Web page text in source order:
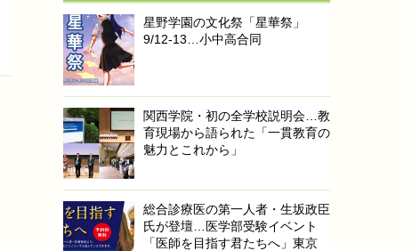
星野学園の文化祭「星華祭」
9/12-13…小中高合同
関西学院・初の全学校説明会…教
育現場から語られた「一貫教育の
魅力とこれから」
総合診療医の第一人者・生坂政臣
氏が登壇…医学部受験イベント
「医師を目指す君たちへ」東京